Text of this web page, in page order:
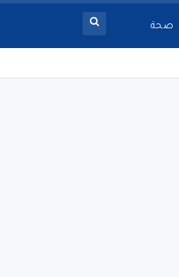
صحة